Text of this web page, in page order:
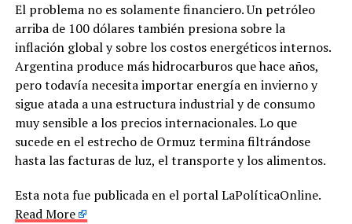
El problema no es solamente financiero. Un petróleo
arriba de 100 dólares también presiona sobre la
inflación global y sobre los costos energéticos internos.
Argentina produce más hidrocarburos que hace años,
pero todavía necesita importar energía en invierno y
sigue atada a una estructura industrial y de consumo
muy sensible a los precios internacionales. Lo que
sucede en el estrecho de Ormuz termina filtrándose
hasta las facturas de luz, el transporte y los alimentos.
Esta nota fue publicada en el portal LaPolíticaOnline.
Read More